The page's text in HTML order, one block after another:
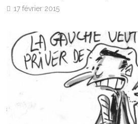
17 février 2015